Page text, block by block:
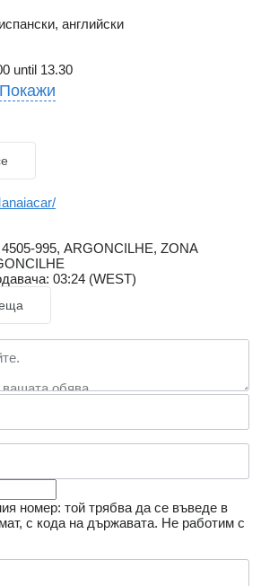
английски
until 13.30
Покажи
995, ARGONCILHE, ZONA
03:24 (WEST)
номер: той трябва да се въведе в
с кода на държавата. Не работим с